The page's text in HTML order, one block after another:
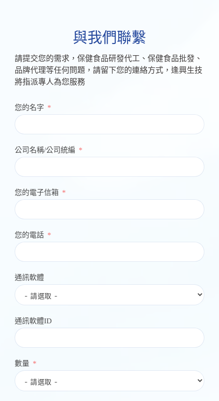
與我們聯繫
請提交您的需求，保健食品研發代工、保健食品批發、
品牌代理等任何問題，請留下您的連絡方式，逢興生技
將指派專人為您服務
您的名字
公司名稱/公司統編
您的電子信箱
您的電話
通訊軟體
通訊軟體ID
數量